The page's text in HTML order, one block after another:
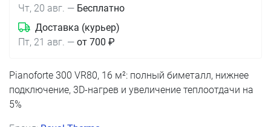
Чт, 20 авг. — Бесплатно
Доставка (курьер)
Пт, 21 авг. — от 700 ₽
Pianoforte 300 VR80, 16 м²: полный биметалл, нижнее
подключение, 3D-нагрев и увеличение теплоотдачи на
5%